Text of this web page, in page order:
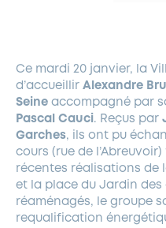
LOCATION DE SALLES
DEMANDE D’ABATTAGE
GESTION DU
Ce mardi 20 janvier, la
d’accueillir Alexandre
Seine accompagné par
Pascal Cauci. Reçus par
Garches, ils ont pu
cours (rue de
récentes réalisations de
et la place du Jardin
réaménagés, le groupe
requalification